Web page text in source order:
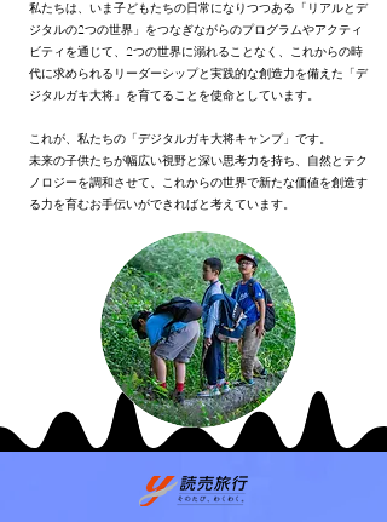
私たちは、いま子どもたちの日常になりつつある「リアルとデ
ジタルの2つの世界」をつなぎながらのプログラムやアクティ
ビティを通じて、2つの世界に溺れることなく、これからの時
代に求められるリーダーシップと実践的な創造力を備えた「デ
ジタルガキ大将」を育てることを使命としています。
これが、私たちの「デジタルガキ大将キャンプ」です。
未来の子供たちが幅広い視野と深い思考力を持ち、自然とテク
ノロジーを調和させて、これからの世界で新たな価値を創造す
る力を育むお手伝いができればと考えています。